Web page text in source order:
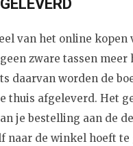
van het online kopen
zware tassen meer
daarvan worden de
thuis afgeleverd. Het
je bestelling aan de
naar de winkel hoeft te